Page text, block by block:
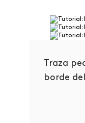
Traza
borde